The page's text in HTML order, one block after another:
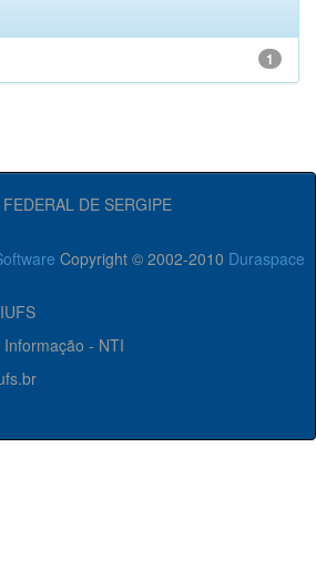
1
DE SERGIPE
Copyright © 2002-2010 Duraspace
- NTI